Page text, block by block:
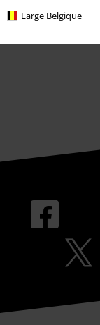
Large Belgique
Programa de